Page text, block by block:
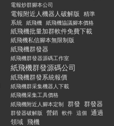
電報炒群腳本公司
電報附近人機器人破解版 精準
系統 紙飛機 紙飛機協議腳本價格
紙飛機批量加群軟件免費下載
紙飛機私信腳本無限制版
紙飛機群發器
紙飛機群發器源碼工作室
紙飛機群發源碼公司
紙飛機群發系統報價
紙飛機群采集機器人下載
紙飛機采集工具價格
紙飛機附近人腳本定制
群發 群發器
群發器破解版 營銷 軟件 這個
通過
領域 飛機